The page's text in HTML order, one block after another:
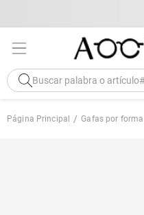
Página Principal Gafas por forma